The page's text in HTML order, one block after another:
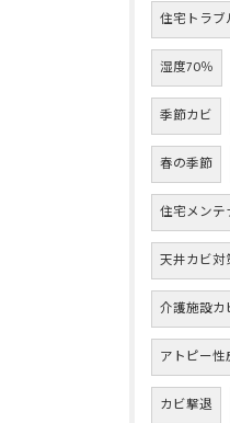
住宅トラブ
湿度70％
季節カビ
春の季節
住宅メンテ
天井カビ対
介護施設カ
アトピー性
カビ撃退